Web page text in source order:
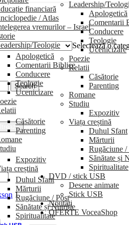
Leadership/
Apologetică
Comentarii
Conducere
Teologie
Ucenicizare
Poezie
Relatii
Căsătorie
Parenting
Romane
Studiu
Expozitiv
Viața creștină
Duhul Sfant
Mărturii
Rugăciune /
Sănătate și
Spiritualitate
DVD / stick USB
Desene animate
Stick USB
Noutăți
OFERTE VoceaShop
financiară
/ Atlas
vremurilor – Israel
Teologie
Apologetică
Comentarii Biblice
Conducere
Teologie
Ucenicizare
Căsătorie
Parenting
Expozitiv
creștină
Duhul Sfant
Mărturii
Rugăciune / Post
Sănătate și Nutriție
Spiritualitate
Selectează o
Search
1